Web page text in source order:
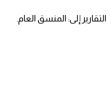
التقارير إلى: المنسق العام.